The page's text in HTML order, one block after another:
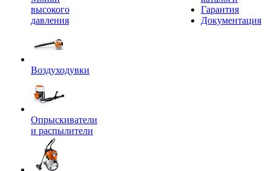
высокого
давления
Воздуходувки
Опрыскиватели
и распылители
Гарантия
Документация